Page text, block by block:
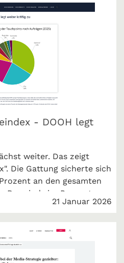
- DOOH legt
weiter. Das zeigt
Die Gattung sicherte sich
an den gesamten
Das sind vier Prozent
21 Januar 2026